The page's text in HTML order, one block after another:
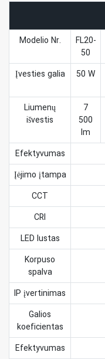
Modelio Nr.
FL20-
50
Įvesties galia
50 W
Liumenų
išvestis
7
500
lm
Efektyvumas
Įėjimo įtampa
CCT
CRI
LED lustas
Korpuso
spalva
IP įvertinimas
Galios
koeficientas
Efektyvumas